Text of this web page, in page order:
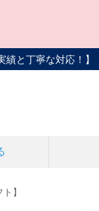
と丁寧な対応！】
】